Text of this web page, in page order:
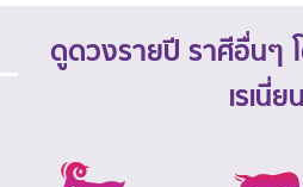
ดูดวงรายปี ราศีอื่นๆ
เรเนี่ยน